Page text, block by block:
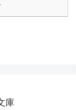
庫